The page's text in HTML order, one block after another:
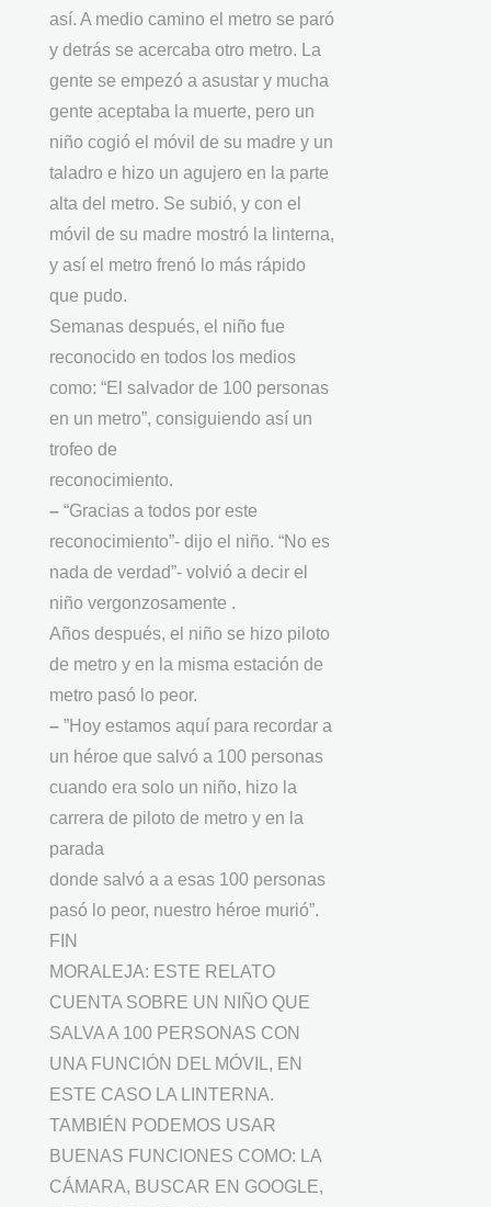
así. A medio camino el metro se paró
y detrás se acercaba otro metro. La
gente se empezó a asustar y mucha
gente aceptaba la muerte, pero un
niño cogió el móvil de su madre y un
taladro e hizo un agujero en la parte
alta del metro. Se subió, y con el
móvil de su madre mostró la linterna,
y así el metro frenó lo más rápido
que pudo.
Semanas después, el niño fue
reconocido en todos los medios
como: “El salvador de 100 personas
en un metro”, consiguiendo así un
trofeo de
reconocimiento.
– “Gracias a todos por este
reconocimiento”- dijo el niño. “No es
nada de verdad”- volvió a decir el
niño vergonzosamente .
Años después, el niño se hizo piloto
de metro y en la misma estación de
metro pasó lo peor.
– ”Hoy estamos aquí para recordar a
un héroe que salvó a 100 personas
cuando era solo un niño, hizo la
carrera de piloto de metro y en la
parada
donde salvó a a esas 100 personas
pasó lo peor, nuestro héroe murió”.
FIN
MORALEJA: ESTE RELATO
CUENTA SOBRE UN NIÑO QUE
SALVA A 100 PERSONAS CON
UNA FUNCIÓN DEL MÓVIL, EN
ESTE CASO LA LINTERNA.
TAMBIÉN PODEMOS USAR
BUENAS FUNCIONES COMO: LA
CÁMARA, BUSCAR EN GOOGLE,